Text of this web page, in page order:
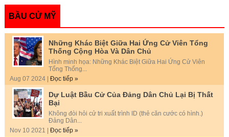
BẦU CỬ MỸ
Những Khác Biệt Giữa Hai Ứng Cử Viên Tổng
Thống Cộng Hòa Và Dân Chủ
Hình minh họa: Những Khác Biệt Giữa Hai Ứng Cử Viên
Tổng Thống...
Aug 07 2024 | Đọc tiếp »
Dự Luật Bầu Cử Của Đảng Dân Chủ Lại Bị Thất
Bại
Không đòi hỏi cử tri xuất trình ID (thẻ căn cước có hình.)
Đảng Dân...
Nov 10 2021 | Đọc tiếp »